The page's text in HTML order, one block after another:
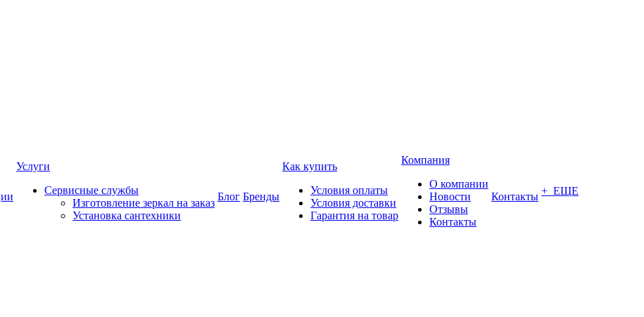
Услуги
Сервисные службы
Изготовление зеркал на заказ
Установка сантехники
Блог Бренды
Как купить
Условия оплаты
Условия доставки
Гарантия на товар
Компания
О компании
Новости
Отзывы
Контакты
Контакты + ЕЩЕ